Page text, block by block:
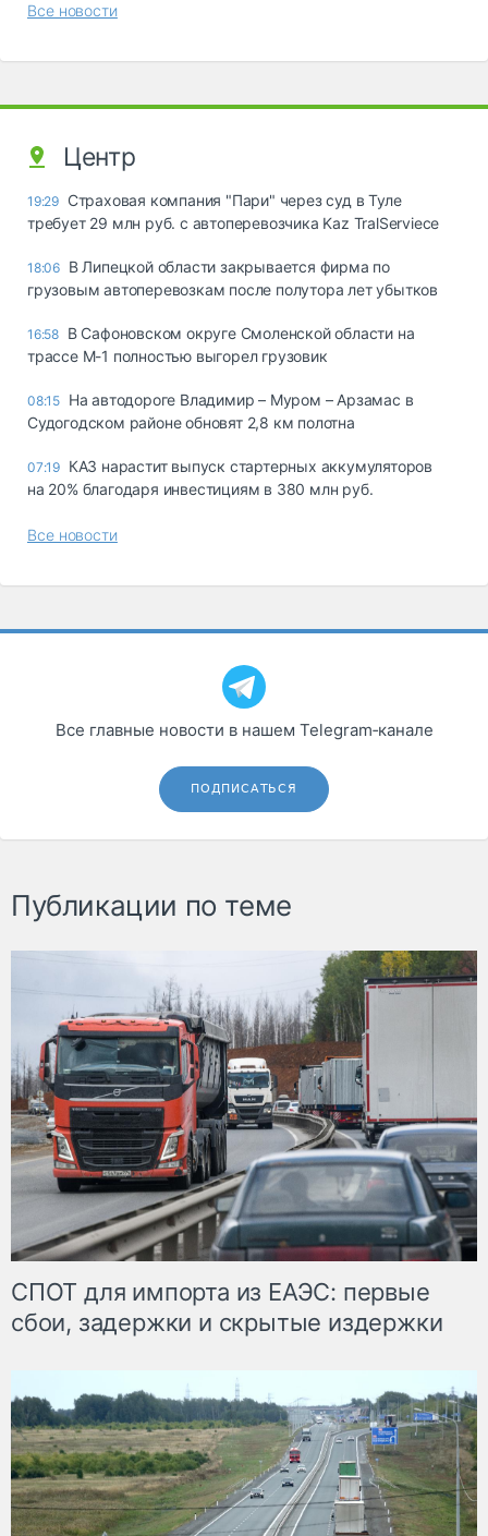
Все новости
Центр
19:29 Страховая компания "Пари" через суд в Туле
требует 29 млн руб. с автоперевозчика Kaz TralServiece
18:06 В Липецкой области закрывается фирма по
грузовым автоперевозкам после полутора лет убытков
16:58 В Сафоновском округе Смоленской области на
трассе М-1 полностью выгорел грузовик
08:15 На автодороге Владимир – Муром – Арзамас в
Судогодском районе обновят 2,8 км полотна
07:19 КАЗ нарастит выпуск стартерных аккумуляторов
на 20% благодаря инвестициям в 380 млн руб.
Все новости
Все главные новости в нашем Telegram‑канале
ПОДПИСАТЬСЯ
Публикации по теме
СПОТ для импорта из ЕАЭС: первые
сбои, задержки и скрытые издержки